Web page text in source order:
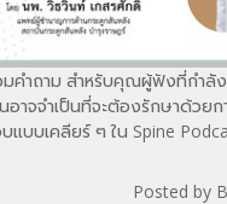
วมคำถาม สำหรับคุณผู้ฟังที่กำลั
อาจจำเป็นที่จะต้องรักษาด้วย
บบเคลียร์ ๆ ใน Spine
Posted by